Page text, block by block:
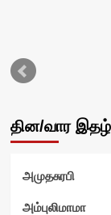
தின/வார
அமுதசுரபி
அம்புலிமாமா